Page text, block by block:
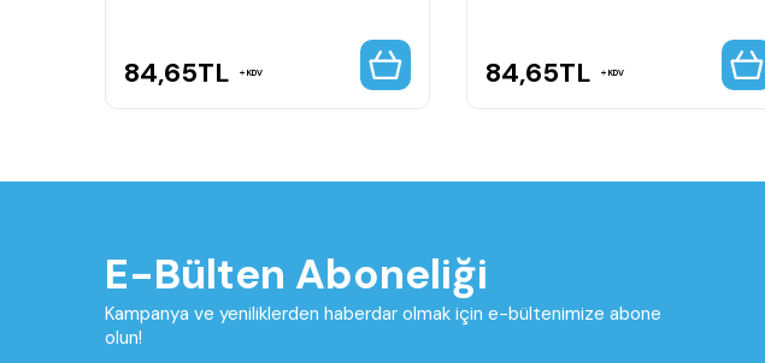
84,65TL KDV 84,65TL KDV
E-Bülten Aboneliği
Kampanya ve yeniliklerden haberdar olmak için e-bültenimize abone
olun!